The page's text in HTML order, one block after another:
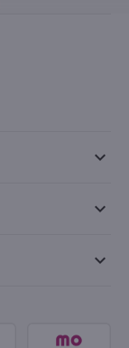
keyboard_arrow_down
keyboard_arrow_down
keyboard_arrow_down